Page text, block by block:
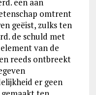
omtrent
geëist, zulks ten
de schuld met
van de
reeds ontbreekt
er geen